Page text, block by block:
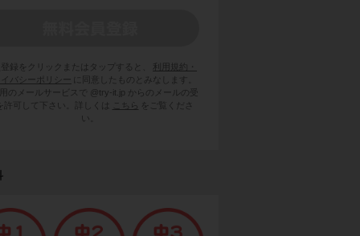
録をクリックまたはタップすると、
利用規約・
バシーポリシー
に同意したものとみなします。
のメールサービスで @try-it.jp からのメールの受
許可して下さい。詳しくは
こちら
をご覧くださ
い。